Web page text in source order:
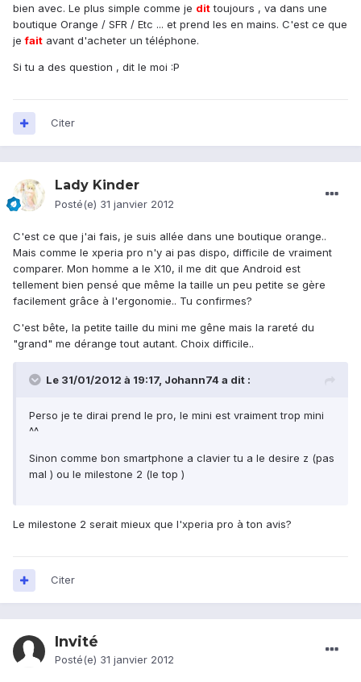
bien avec. Le plus simple comme je dittoujours , va dans une
boutique Orange / SFR / Etc ... et prend les en mains. C'est ce que
jefait avant d'acheter un téléphone.
Si tu a des question , dit le moi :P
Citer
Lady Kinder
Posté(e) 31 janvier 2012
C'est ce que j'ai fais, je suis allée dans une boutique orange..
Mais comme le xperia pro n'y ai pas dispo, difficile de vraiment
comparer. Mon homme a le X10, il me dit que Android est
tellement bien pensé que même la taille un peu petite se gère
facilement grâce à l'ergonomie.. Tu confirmes?
C'est bête, la petite taille du mini me gêne mais la rareté du
"grand" me dérange tout autant. Choix difficile..
Le 31/01/2012 à 19:17, Johann74 a dit :
Perso je te dirai prend le pro, le mini est vraiment trop mini
^^
Sinon comme bon smartphone a clavier tu a le desire z (pas
mal ) ou le milestone 2 (le top )
Le milestone 2 serait mieux que l'xperia pro à ton avis?
Citer
Invité
Posté(e) 31 janvier 2012